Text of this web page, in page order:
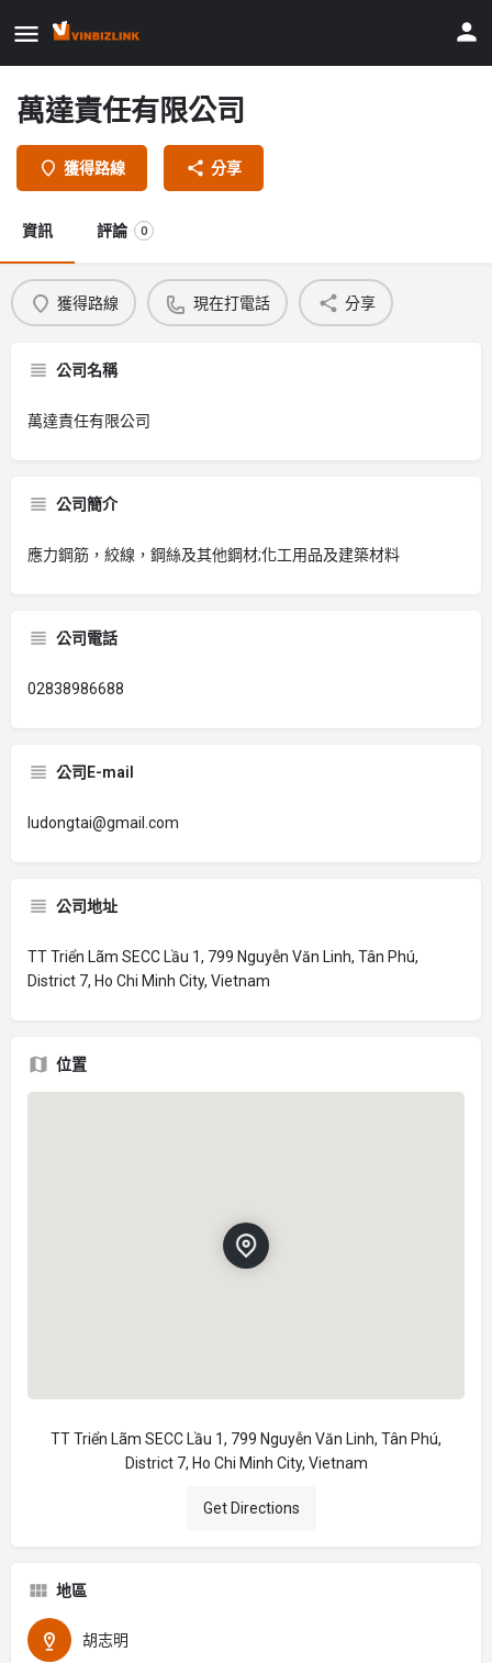
萬達責任有限公司
獲得路線 分享
資訊 評論 0
獲得路線 現在打電話 分享
公司名稱
萬達責任有限公司
公司簡介
應力鋼筋，絞線，鋼絲及其他鋼材;化工用品及建築材料
公司電話
02838986688
公司E-mail
ludongtai@gmail.com
公司地址
TT Triển Lãm SECC Lầu 1, 799 Nguyễn Văn Linh, Tân Phú,
District 7, Ho Chi Minh City, Vietnam
位置
TT Triển Lãm SECC Lầu 1, 799 Nguyễn Văn Linh, Tân Phú,
District 7, Ho Chi Minh City, Vietnam
Get Directions
地區
胡志明